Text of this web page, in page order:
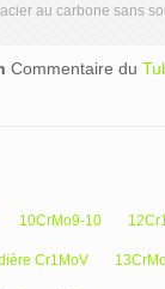
au carbone sans
Commentaire du
10CrMo9-10
Cr1MoV